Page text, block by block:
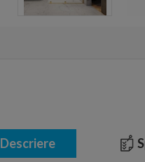
Descriere